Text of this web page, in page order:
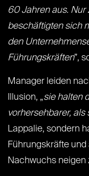
60 Jahren aus. Nur
beschäftigten sich
den
Führungskräften”,
Manager leiden
Illusion, „sie halten
vorhersehbarer, als
Lappalie, sondern
Führungskräfte
Nachwuchs neigen